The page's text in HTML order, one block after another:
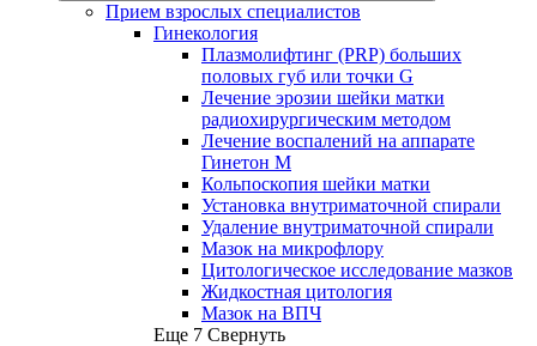
Прием взрослых специалистов
Гинекология
Плазмолифтинг (PRP) больших
половых губ или точки G
Лечение эрозии шейки матки
радиохирургическим методом
Лечение воспалений на аппарате
Гинетон М
Кольпоскопия шейки матки
Установка внутриматочной спирали
Удаление внутриматочной спирали
Мазок на микрофлору
Цитологическое исследование мазков
Жидкостная цитология
Мазок на ВПЧ
Еще 7 Свернуть